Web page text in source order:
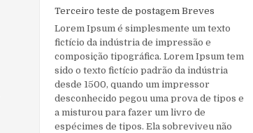
Terceiro teste de postagem Breves
Lorem Ipsum é simplesmente um texto
fictício da indústria de impressão e
composição tipográfica. Lorem Ipsum tem
sido o texto fictício padrão da indústria
desde 1500, quando um impressor
desconhecido pegou uma prova de tipos e
a misturou para fazer um livro de
espécimes de tipos. Ela sobreviveu não